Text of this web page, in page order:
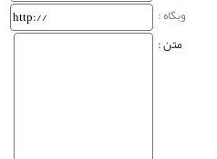
وبگاه‌ :
متن :